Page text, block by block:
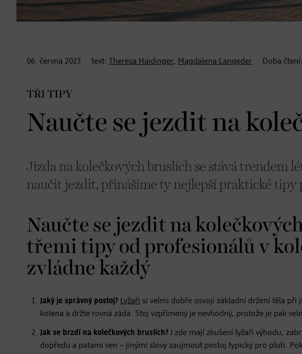
06. června 2023 text: Theresa Haidinger, Magdalena Langeder Doba čtení:
TŘI TIPY
Naučte se jezdit na
Jízda na kolečkových bruslích se stává trendem
naučit jezdit, přinášíme ty nejlepší praktické tipy
Naučte se jezdit na
třemi tipy od profesionálů v
zvládne každý
Jaký je správný postoj? Lyžaři si velmi dobře osvojí základní držení těla při
kolena a držte rovná záda. Stoj vzpřímený je nevhodný, protože je pak
Jak se brzdí na kolečkových bruslích? I zde mají zkušení lyžaři výhodu,
dopředu a patami ven – jinými slovy zaujmout postoj typický pro pluh.